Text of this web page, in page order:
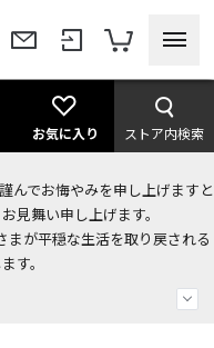
お気に入り ストア内検索
んでお悔やみを申し上げますと
見舞い申し上げます。
が平穏な生活を取り戻される
す。
プレゼント！
＞